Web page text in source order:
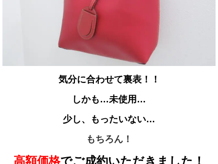
気分に合わせて裏表！！
しかも…未使用…
少し、もったいない…
もちろん！
高額価格でご成約いただきました！